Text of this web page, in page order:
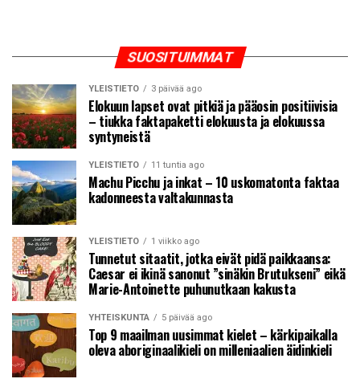
SUOSITUIMMAT
YLEISTIETO 3 päivää ago
Elokuun lapset ovat pitkiä ja pääosin positiivisia
– tiukka faktapaketti elokuusta ja elokuussa
syntyneistä
YLEISTIETO 11 tuntia ago
Machu Picchu ja inkat – 10 uskomatonta faktaa
kadonneesta valtakunnasta
YLEISTIETO 1 viikko ago
Tunnetut sitaatit, jotka eivät pidä paikkaansa:
Caesar ei ikinä sanonut ”sinäkin Brutukseni” eikä
Marie-Antoinette puhunutkaan kakusta
YHTEISKUNTA 5 päivää ago
Top 9 maailman uusimmat kielet – kärkipaikalla
oleva aboriginaalikieli on milleniaalien äidinkieli